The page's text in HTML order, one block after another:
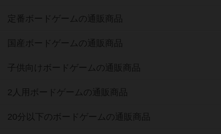
定番ボードゲームの通販商品
国産ボードゲームの通販商品
子供向けボードゲームの通販商品
2人用ボードゲームの通販商品
20分以下のボードゲームの通販商品